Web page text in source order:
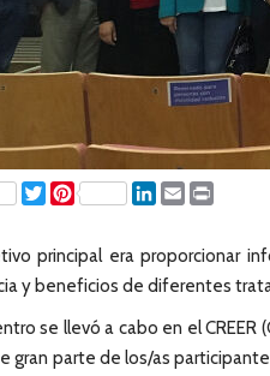
TwitterPinterest LinkedIn
Email
principal era proporcionar
y beneficios de diferentes
se llevó a cabo en el
gran parte de los/as